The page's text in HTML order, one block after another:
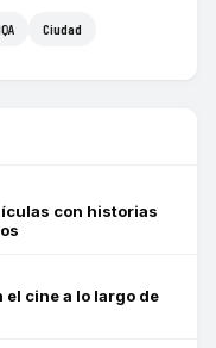
Ciudad
con historias
el cine a lo largo de